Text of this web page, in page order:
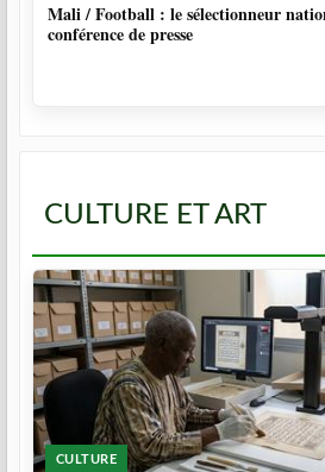
Mali / Football : le sélectionneur
conférence de presse
CULTURE ET ART
CULTURE